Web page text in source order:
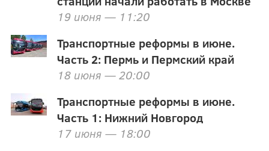
19 июня — 11:20
Транспортные реформы в июне.
Часть 2: Пермь и Пермский край
18 июня — 20:00
Транспортные реформы в июне.
Часть 1: Нижний Новгород
17 июня — 18:00